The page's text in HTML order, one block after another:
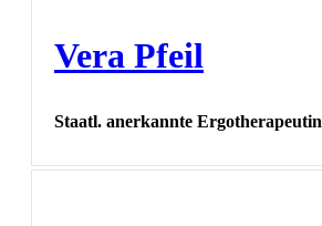
Vera Pfeil
Staatl. anerkannte Ergotherapeutin